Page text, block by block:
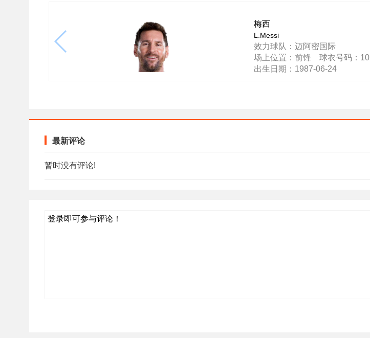
梅西
L.Messi
效力球队：迈阿密国际
场上位置：前锋 球衣号码：10
出生日期：1987-06-24
最新评论
暂时没有评论!
登录即可参与评论！